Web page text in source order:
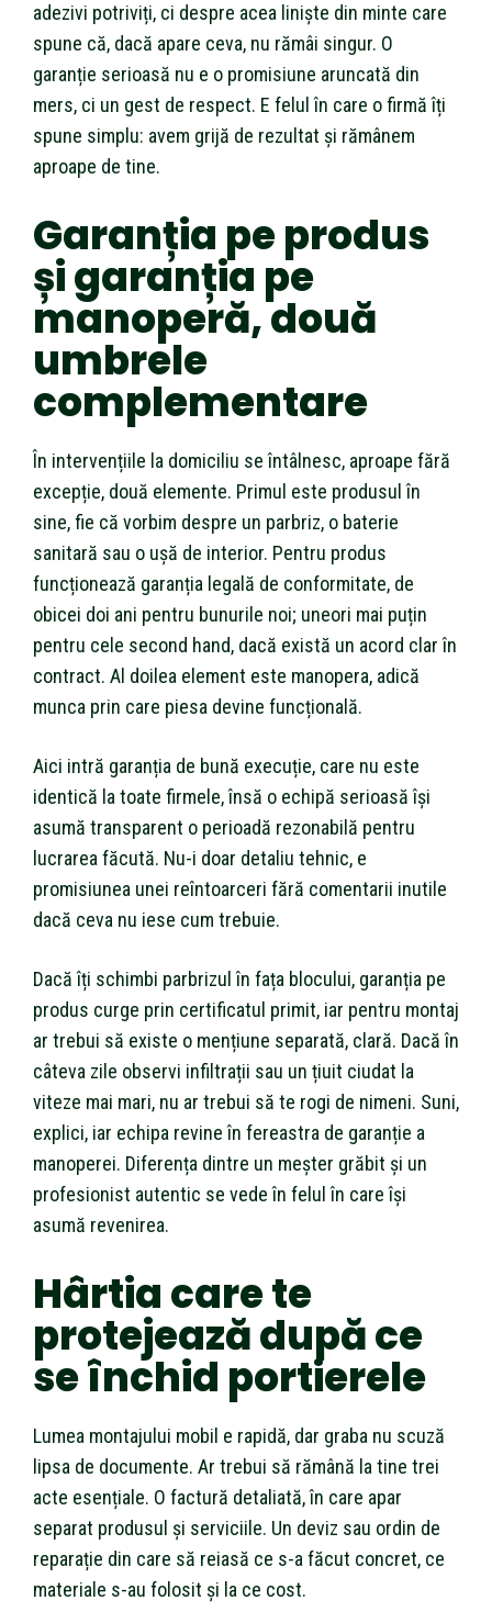
adezivi potriviți, ci despre acea liniște din minte care
spune că, dacă apare ceva, nu rămâi singur. O
garanție serioasă nu e o promisiune aruncată din
mers, ci un gest de respect. E felul în care o firmă îți
spune simplu: avem grijă de rezultat și rămânem
aproape de tine.
Garanția pe produs
și garanția pe
manoperă, două
umbrele
complementare
În intervențiile la domiciliu se întâlnesc, aproape fără
excepție, două elemente. Primul este produsul în
sine, fie că vorbim despre un parbriz, o baterie
sanitară sau o ușă de interior. Pentru produs
funcționează garanția legală de conformitate, de
obicei doi ani pentru bunurile noi; uneori mai puțin
pentru cele second hand, dacă există un acord clar în
contract. Al doilea element este manopera, adică
munca prin care piesa devine funcțională.
Aici intră garanția de bună execuție, care nu este
identică la toate firmele, însă o echipă serioasă își
asumă transparent o perioadă rezonabilă pentru
lucrarea făcută. Nu-i doar detaliu tehnic, e
promisiunea unei reîntoarceri fără comentarii inutile
dacă ceva nu iese cum trebuie.
Dacă îți schimbi parbrizul în fața blocului, garanția pe
produs curge prin certificatul primit, iar pentru montaj
ar trebui să existe o mențiune separată, clară. Dacă în
câteva zile observi infiltrații sau un țiuit ciudat la
viteze mai mari, nu ar trebui să te rogi de nimeni. Suni,
explici, iar echipa revine în fereastra de garanție a
manoperei. Diferența dintre un meșter grăbit și un
profesionist autentic se vede în felul în care își
asumă revenirea.
Hârtia care te
protejează după ce
se închid portierele
Lumea montajului mobil e rapidă, dar graba nu scuză
lipsa de documente. Ar trebui să rămână la tine trei
acte esențiale. O factură detaliată, în care apar
separat produsul și serviciile. Un deviz sau ordin de
reparație din care să reiasă ce s-a făcut concret, ce
materiale s-au folosit și la ce cost.